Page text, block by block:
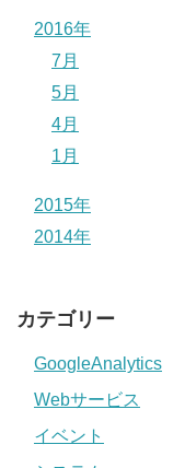
2016年
7月
5月
4月
1月
2015年
2014年
カテゴリー
GoogleAnalytics
Webサービス
イベント